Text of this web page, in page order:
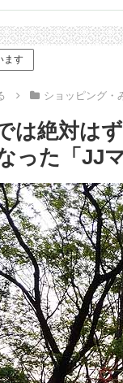
ます
ショッピング・
は絶対は
った「JJ